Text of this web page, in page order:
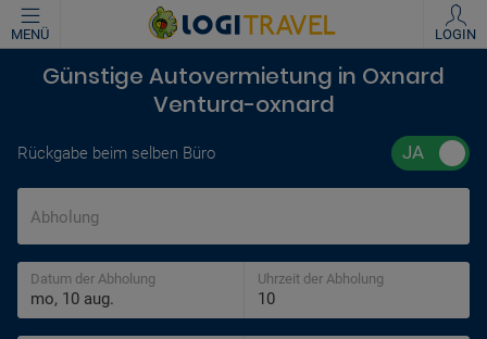
MENÜ LOGIN
Günstige Autovermietung in Oxnard
Ventura-oxnard
Rückgabe beim selben Büro
Abholung
Datum der Abholung Uhrzeit der Abholung